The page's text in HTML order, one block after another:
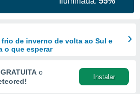
de inverno de volta ao Sul e
o que esperar
GRATUITA o
Instalar